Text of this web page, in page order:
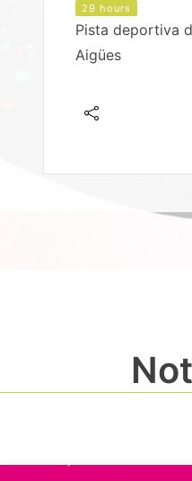
29 hours
Pista deportiva
Aigües